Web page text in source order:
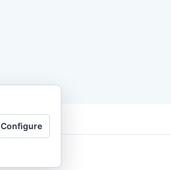
Configure